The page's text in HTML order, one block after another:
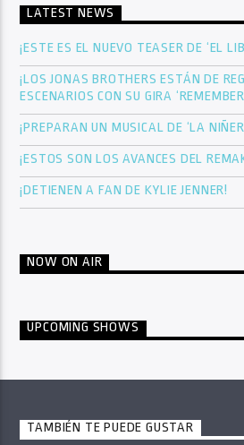
LATEST NEWS
¡ESTE ES EL NUEVO TEASER DE ‘EL
¡LOS JONAS BROTHERS ESTÁN DE
ESCENARIOS CON SU GIRA
¡PREPARAN UN MUSICAL DE ‘LA
¡ESTOS SON LOS AVANCES DEL
¡DETIENEN A FAN DE KYLIE JENNER!
NOW ON AIR
UPCOMING SHOWS
TAMBIÉN TE PUEDE GUSTAR